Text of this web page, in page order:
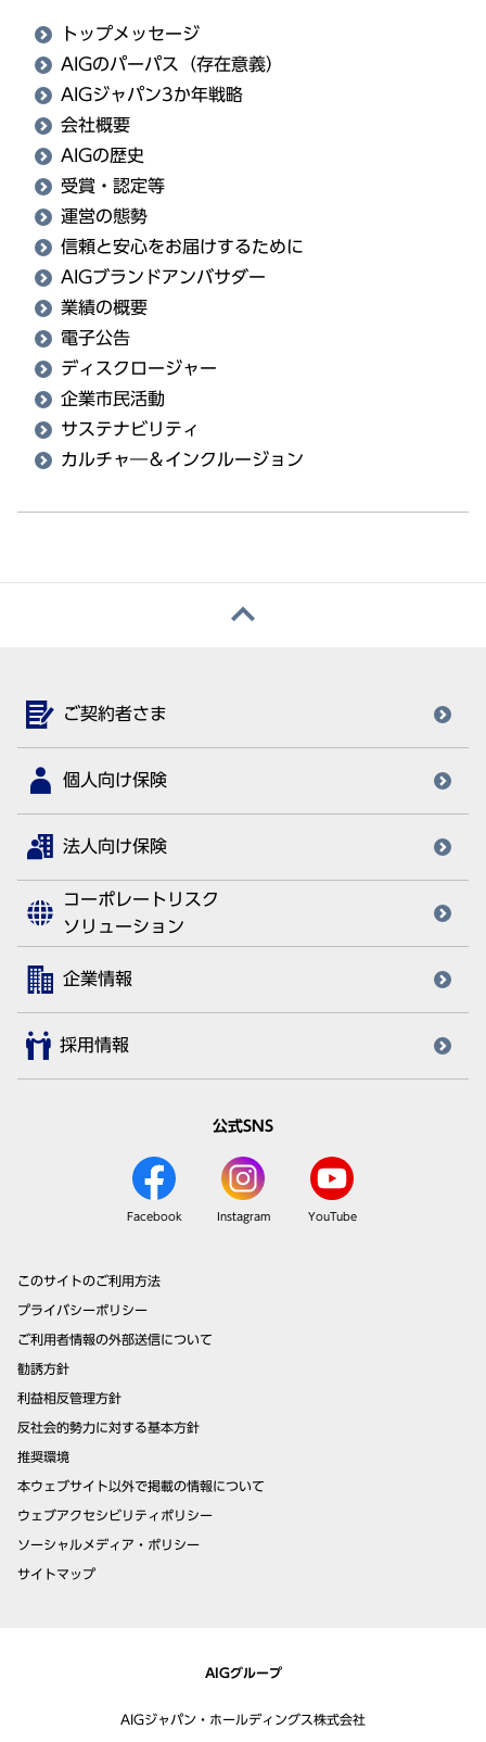
トップメッセージ
AIGのパーパス（存在意義）
AIGジャパン3か年戦略
会社概要
AIGの歴史
受賞・認定等
運営の態勢
信頼と安心をお届けするために
AIGブランドアンバサダー
業績の概要
電子公告
ディスクロージャー
企業市民活動
サステナビリティ
カルチャ―＆インクルージョン
ご契約者さま
個人向け保険
法人向け保険
コーポレートリスク
ソリューション
企業情報
採用情報
公式SNS
Facebook Instagram YouTube
このサイトのご利用方法
プライバシーポリシー
ご利用者情報の外部送信について
勧誘方針
利益相反管理方針
反社会的勢力に対する基本方針
推奨環境
本ウェブサイト以外で掲載の情報について
ウェブアクセシビリティポリシー
ソーシャルメディア・ポリシー
サイトマップ
AIGグループ
AIGジャパン・ホールディングス株式会社